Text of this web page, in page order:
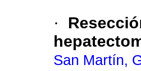
·
San Martín,